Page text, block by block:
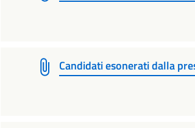
Candidati esonerati dalla